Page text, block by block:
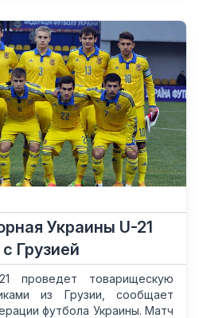
Украины U-21
Грузией
проведет товарищескую
из Грузии, сообщает
футбола Украины. Матч